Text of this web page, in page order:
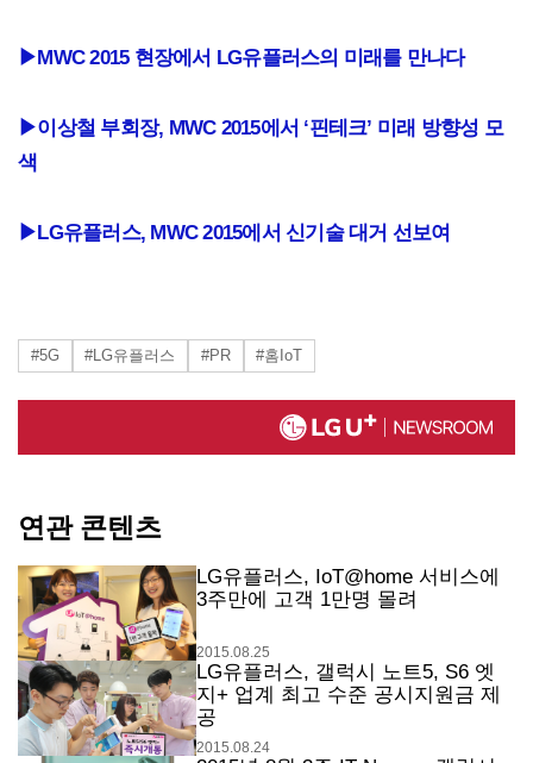
▶MWC 2015 현장에서 LG유플러스의 미래를 만나다
▶이상철 부회장, MWC 2015에서 ‘핀테크’ 미래 방향성 모
색
▶LG유플러스, MWC 2015에서 신기술 대거 선보여
#5G #LG유플러스 #PR #홈IoT
연관 콘텐츠
LG유플러스, IoT@home 서비스에
3주만에 고객 1만명 몰려
2015.08.25
LG유플러스, 갤럭시 노트5, S6 엣
지+ 업계 최고 수준 공시지원금 제
공
2015.08.24